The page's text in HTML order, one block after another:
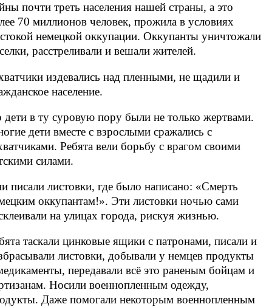
почти треть населения нашей страны, а это
70 миллионов человек, прожила в условиях
немецкой оккупации. Оккупанты уничтожали
расстреливали и вешали жителей.
издевались над пленными, не щадили и
население.
в ту суровую пору были не только жертвами.
дети вместе с взрослыми сражались с
Ребята вели борьбу с врагом своими
силами.
писали листовки, где было написано: «Смерть
оккупантам!». Эти листовки ночью сами
на улицах города, рискуя жизнью.
таскали цинковые ящики с патронами, писали и
листовки, добывали у немцев продукты
передавали всё это раненым бойцам и
Носили военнопленным одежду,
Даже помогали некоторым военнопленным